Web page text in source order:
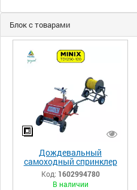
Блок с товарами
Дождевальный
самоходный спринклер
Irriforce Minix TD1250-120
с прицепным барабаном
Код: 1602994780
В наличии